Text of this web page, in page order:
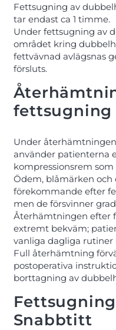
Fettsugning av
tar endast ca 1 timme.
Under fettsugning av
området kring
fettvävnad avlägsnas
försluts.
fettsugning
Under
använder patienterna
kompressionsrem
Ödem, blåmärken
förekommande efter
men de försvinner
Återhämtningen efter
extremt bekväm;
vanliga dagliga rutiner
Full återhämtning
postoperativa
borttagning av
Snabbtitt